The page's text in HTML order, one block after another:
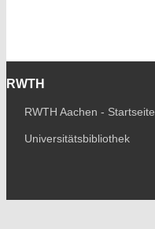
RWTH
RWTH Aachen - Startseite
Universitätsbibliothek